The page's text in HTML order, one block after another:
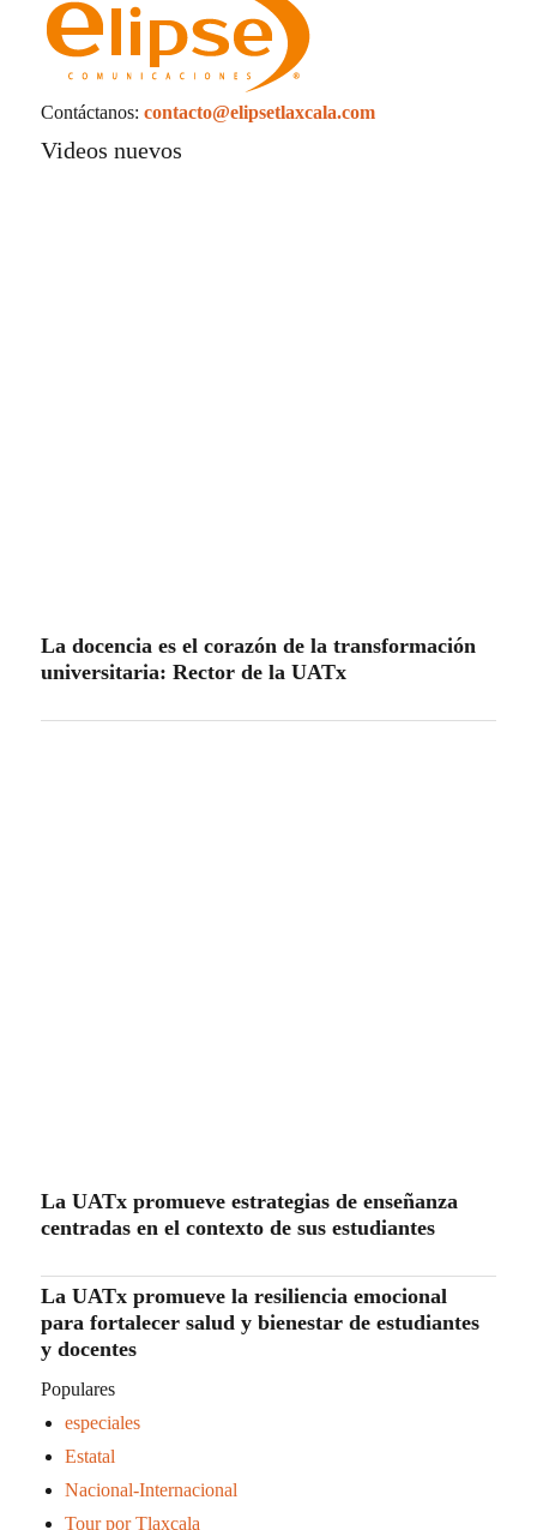
Contáctanos: contacto@elipsetlaxcala.com
Videos nuevos
La docencia es el corazón de la transformación
universitaria: Rector de la UATx
La UATx promueve estrategias de enseñanza
centradas en el contexto de sus estudiantes
La UATx promueve la resiliencia emocional
para fortalecer salud y bienestar de estudiantes
y docentes
Populares
especiales
Estatal
Nacional-Internacional
Tour por Tlaxcala